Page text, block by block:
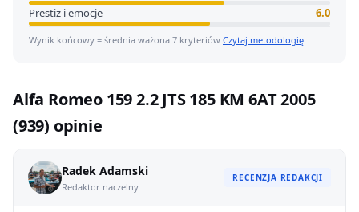
Prestiż i emocje
6.0
Wynik końcowy = średnia ważona 7 kryteriów Czytaj metodologię
Alfa Romeo 159 2.2 JTS 185 KM 6AT 2005
(939) opinie
Radek Adamski
Redaktor naczelny
RECENZJA REDAKCJI